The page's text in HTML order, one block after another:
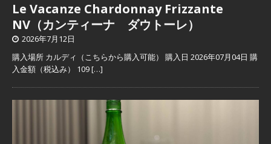
Le Vacanze Chardonnay Frizzante
NV（カンティーナ ダウトーレ）
2026年7月12日
購入場所 カルディ（こちらから購入可能） 購入日 2026年07月04日 購
入金額（税込み） 109[…]